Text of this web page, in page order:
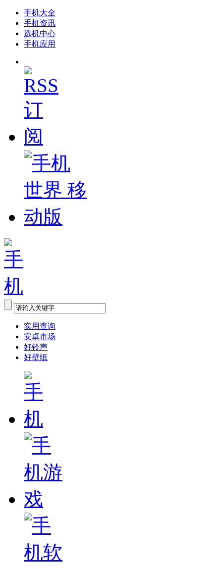
手机大全
手机资讯
选机中心
手机应用
实用查询
安卓市场
好铃声
好壁纸